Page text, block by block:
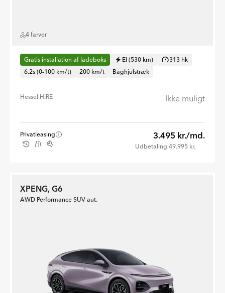
4 farver
Gratis installation af ladeboks El (530 km)
313 hk
6.2s (0-100 km/t)
200 km/t Baghjulstræk
Hessel HiRE Ikke muligt
Privatleasing 3.495 kr./md.
Udbetaling 49.995 kr.
XPENG, G6
AWD Performance SUV aut.